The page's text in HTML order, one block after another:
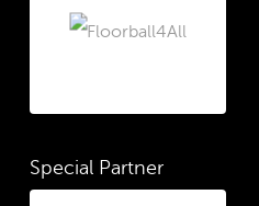
Special Partner